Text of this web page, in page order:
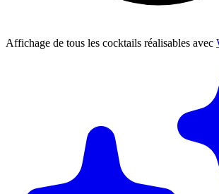
Affichage de tous les cocktails réalisables avec